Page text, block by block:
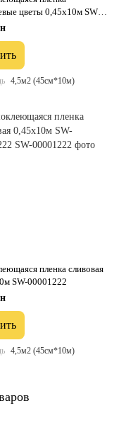
цветы 0,45х10м SW-
4,5м2 (45см*10м)
пленка сливовая
SW-00001222
4,5м2 (45см*10м)